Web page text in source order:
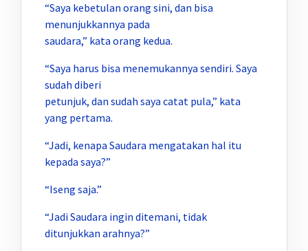
“Saya kebetulan orang sini, dan bisa
menunjukkannya pada
saudara,” kata orang kedua.
“Saya harus bisa menemukannya sendiri. Saya
sudah diberi
petunjuk, dan sudah saya catat pula,” kata
yang pertama.
“Jadi, kenapa Saudara mengatakan hal itu
kepada saya?”
“Iseng saja.”
“Jadi Saudara ingin ditemani, tidak
ditunjukkan arahnya?”